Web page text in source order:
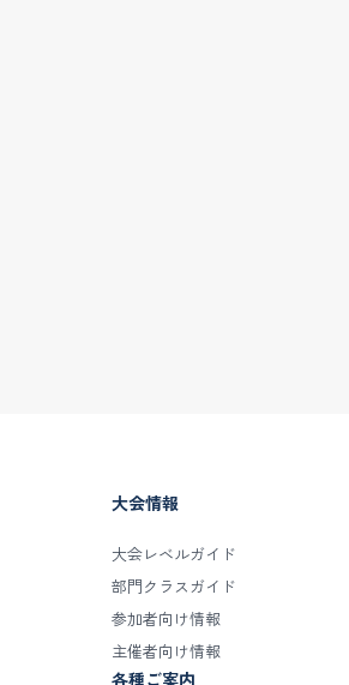
大会情報
大会レベルガイド
部門クラスガイド
参加者向け情報
主催者向け情報
各種ご案内